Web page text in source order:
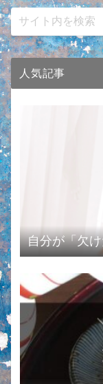
人気記事
自分が「欠